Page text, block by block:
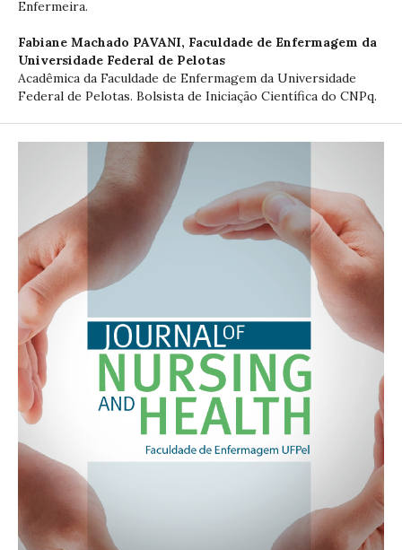
Enfermeira.
Fabiane Machado PAVANI, Faculdade de Enfermagem da
Universidade Federal de Pelotas
Acadêmica da Faculdade de Enfermagem da Universidade
Federal de Pelotas. Bolsista de Iniciação Científica do CNPq.